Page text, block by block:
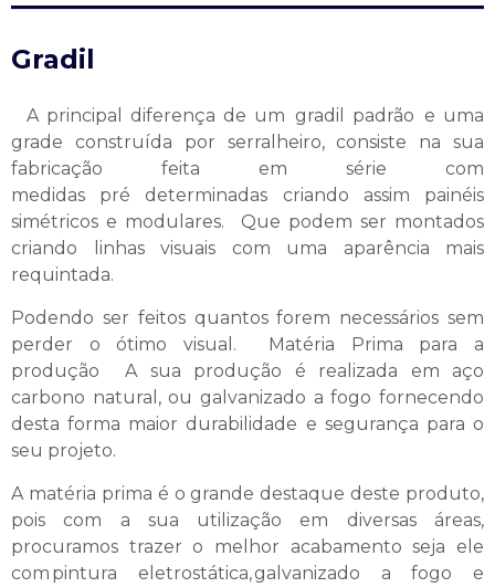
Gradil
A principal diferença de um gradil padrão e uma
grade construída por serralheiro, consiste na sua
fabricação feita em série com
medidas pré determinadas criando assim painéis
simétricos e modulares. Que podem ser montados
criando linhas visuais com uma aparência mais
requintada.
Podendo ser feitos quantos forem necessários sem
perder o ótimo visual. Matéria Prima para a
produção A sua produção é realizada em aço
carbono natural, ou galvanizado a fogo fornecendo
desta forma maior durabilidade e segurança para o
seu projeto.
A matéria prima é o grande destaque deste produto,
pois com a sua utilização em diversas áreas,
procuramos trazer o melhor acabamento seja ele
com pintura eletrostática, galvanizado a fogo e